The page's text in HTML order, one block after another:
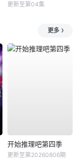
更新至第04集
更多
开始推理吧第四季
更新至第20260806期